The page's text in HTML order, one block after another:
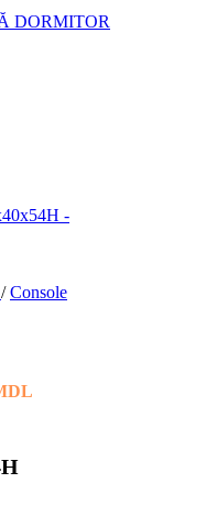
DORMITOR
/ Console